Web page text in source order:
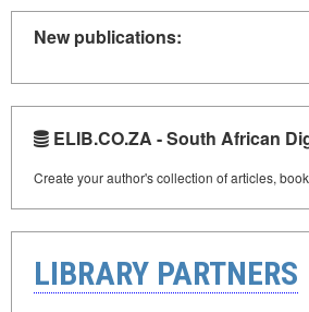
New publications:
ELIB.CO.ZA - South African
Create your author's collection of articles,
LIBRARY PARTNERS